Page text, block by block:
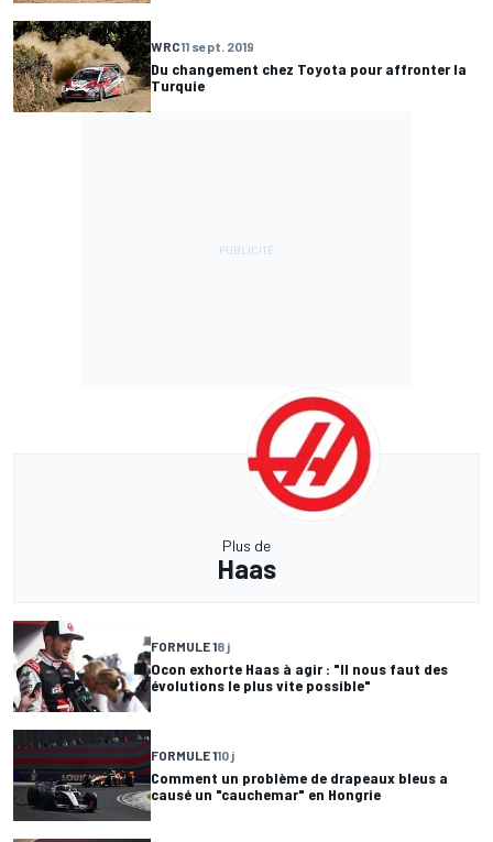
WRC11 sept. 2019
Du changement chez Toyota pour affronter la
Turquie
Plus de
Haas
FORMULE 18 j
Ocon exhorte Haas à agir : "Il nous faut des
évolutions le plus vite possible"
FORMULE 110 j
Comment un problème de drapeaux bleus a
causé un "cauchemar" en Hongrie